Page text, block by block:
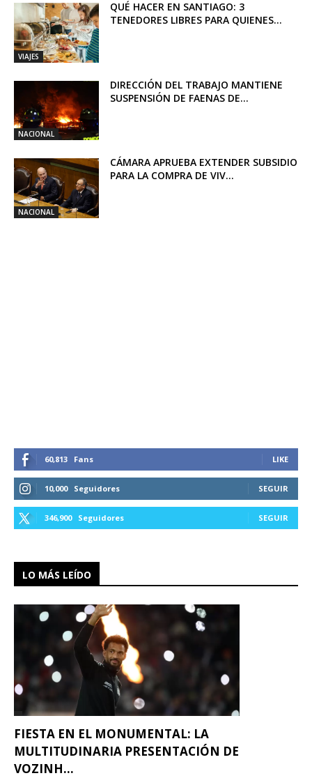
VIAJES
QUÉ HACER EN SANTIAGO: 3
TENEDORES LIBRES PARA QUIENES...
NACIONAL
DIRECCIÓN DEL TRABAJO MANTIENE
SUSPENSIÓN DE FAENAS DE...
NACIONAL
CÁMARA APRUEBA EXTENDER SUBSIDIO
PARA LA COMPRA DE VIV...
60,813 Fans LIKE
10,000 Seguidores SEGUIR
346,900 Seguidores SEGUIR
LO MÁS LEÍDO
FIESTA EN EL MONUMENTAL: LA
MULTITUDINARIA PRESENTACIÓN DE
VOZINH...